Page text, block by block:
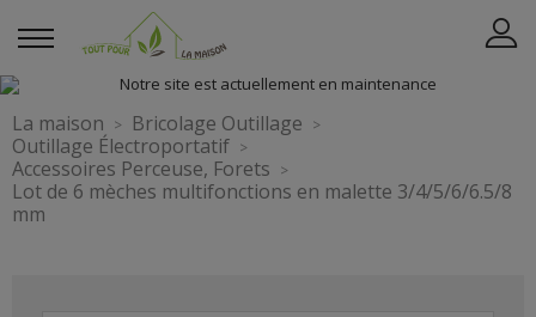
La maison
Bricolage Outillage
Outillage Électroportatif
Accessoires Perceuse, Forets
Lot de 6 mèches multifonctions en malette 3/4/5/6/6.5/8
mm